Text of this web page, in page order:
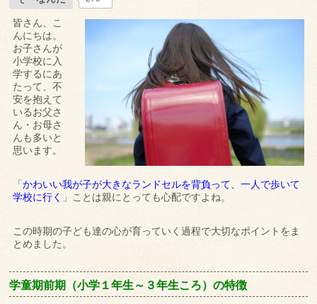
皆さん、こ
んにちは。
お子さんが
小学校に入
学するにあ
たって、不
安を抱えて
いるお父さ
ん・お母さ
んも多いと
思います。
「かわいい我が子が大きなランドセルを背負って、一人で歩いて
学校に行く
」ことは親にとっても心配ですよね。
この時期の子ども達の心が育っていく過程で大切なポイントをま
とめました。
学童期前期（小学１年生～３年生ころ）の特徴